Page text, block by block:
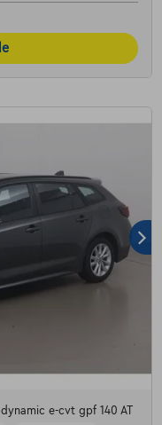
e-cvt gpf 140 AT